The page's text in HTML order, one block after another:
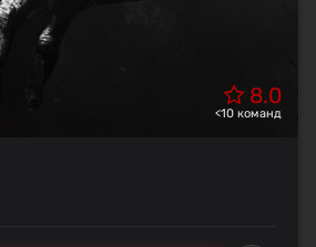
8.0
<10 команд